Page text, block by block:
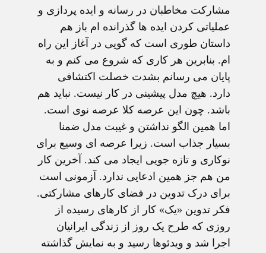
مشارکت مخاطبان در رسانه و ایده پردازی و
عملیاتی کردن ایده ها گذرانده ام باز هم
داستان طوری است که گویی در آغاز این راه
ام. بنابرین هر کاری که شروع می کنم و به
پایان می رسانم بشدت خصلت اکتشافی
دارد. هیچ مدل پیشینی در کار نیست. نباید هم
باشد. چون این عرصه کلا عرصه نوی است.
اما همین الگو نداشتن و غیبت مدل ضمنا
بسیار جذاب است. زیرا عرصه ای وسیع برای
نوکاری و تازه جویی ایجاد می کند. آخرین کار
من هم جز همین ادعایی ندارد. آزمونی است
برای درک تدوین در فضای کارهای مشارکتی.
فکر تدوین «یک» کار از کارهای رسیده از
روزی که طرح یک روز از زندگی ایرانیان
اجرا شد و ویدئوها رسید و به نمایش گذاشته